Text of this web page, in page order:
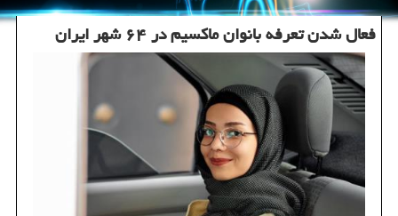
فعال شدن تعرفه بانوان ماكسیم در ۶۴ شهر ایران